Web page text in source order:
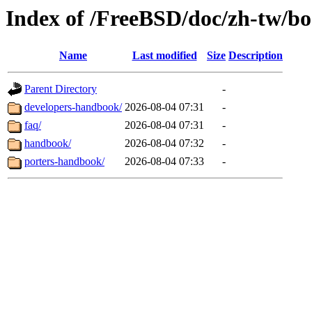
Index of /FreeBSD/doc/zh-tw/
Name Last modified Size Description
Parent Directory
-
developers-handbook/ 2026-08-04 07:31
-
faq/
2026-08-04 07:31
-
handbook/
2026-08-04 07:32
-
porters-handbook/
2026-08-04 07:33 -